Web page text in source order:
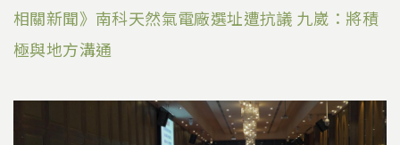
相關新聞》南科天然氣電廠選址遭抗議 九崴：將積
極與地方溝通